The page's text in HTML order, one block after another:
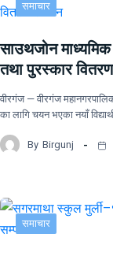
समाचार
साउथजोन माध्यमिक
तथा पुरस्कार
वीरगंज — वीरगंज
का लागि चयन भएका नयाँ
By Birgunj
समाचार